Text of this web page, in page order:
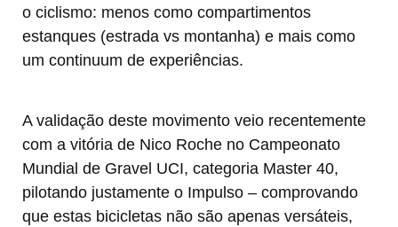
o ciclismo: menos como compartimentos
estanques (estrada vs montanha) e mais como
um continuum de experiências.
A validação deste movimento veio recentemente
com a vitória de Nico Roche no Campeonato
Mundial de Gravel UCI, categoria Master 40,
pilotando justamente o Impulso – comprovando
que estas bicicletas não são apenas versáteis,